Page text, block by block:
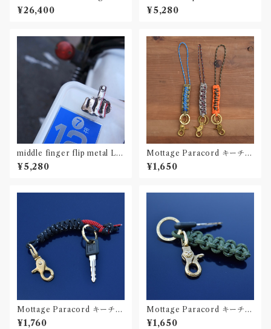
ffin Fullface helmet Mサ
イズ（58相当）
¥26,400
set
¥5,280
middle finger flip metal Lic
ense plate bolts 2 set
¥5,280
Mottage Paracord キーチェ
ーン 003
¥1,650
Mottage Paracord キーチェ
ーン 002
¥1,760
Mottage Paracord キーチェ
ーン 001
¥1,650